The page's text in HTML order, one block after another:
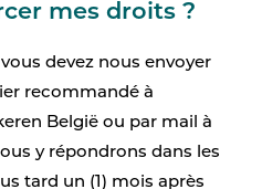
mes droits ?
devez nous envoyer
recommandé à
België ou par mail à
y répondrons dans les
tard un (1) mois après